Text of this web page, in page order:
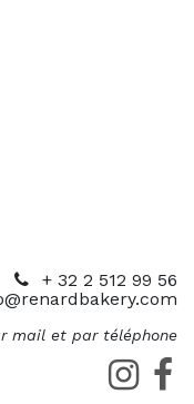
+ 32 2 512 99 56
mail et par téléphone